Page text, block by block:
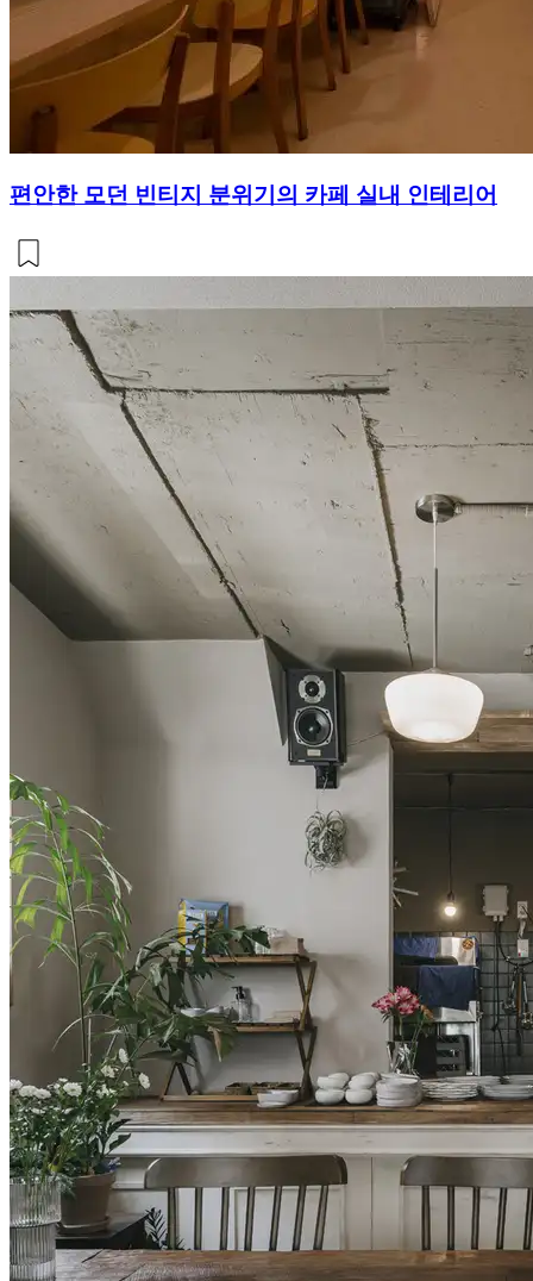
편안한 모던 빈티지 분위기의 카페 실내 인테리어